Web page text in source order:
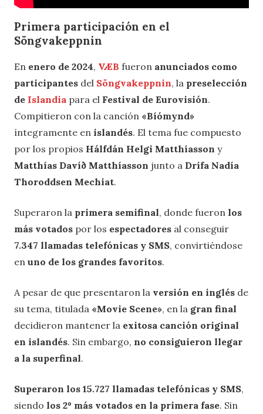
Primera participación en el
Söngvakeppnin
En enero de 2024, VÆB fueron anunciados como
participantes del Söngvakeppnin, la preselección
de Islandia para el Festival de Eurovisión.
Compitieron con la canción «Bíómynd»
íntegramente en islandés. El tema fue compuesto
por los propios Hálfdán Helgi Matthíasson y
Matthías Davíð Matthíasson junto a Drífa Nadía
Thoroddsen Mechiat.
Superaron la primera semifinal, donde fueron los
más votados por los espectadores al conseguir
7.347 llamadas telefónicas y SMS, convirtiéndose
en uno de los grandes favoritos.
A pesar de que presentaron la versión en inglés de
su tema, titulada «Movie Scene», en la gran final
decidieron mantener la exitosa canción original
en islandés. Sin embargo, no consiguieron llegar
a la superfinal.
Superaron los 15.727 llamadas telefónicas y SMS,
siendo los 2º más votados en la primera fase. Sin